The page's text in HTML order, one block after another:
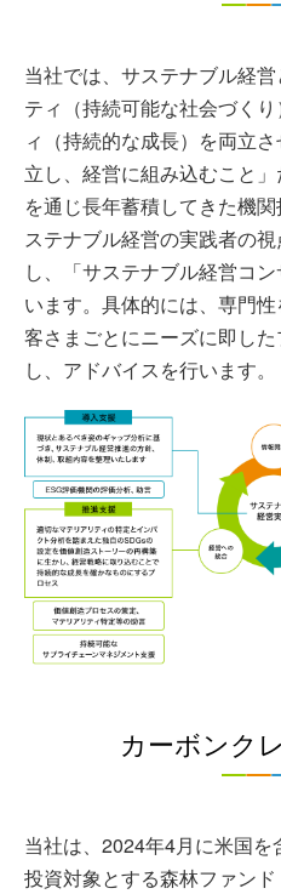
当社では、サステナブル経
ティ（持続可能な社会づく
ィ（持続的な成長）を両立
立し、経営に組み込むこと
を通じ長年蓄積してきた機
ステナブル経営の実践者の
し、「サステナブル経営コ
います。具体的には、専門
客さまごとにニーズに即し
し、アドバイスを行います。
カーボンク
当社は、2024年4月に米国
投資対象とする森林ファン